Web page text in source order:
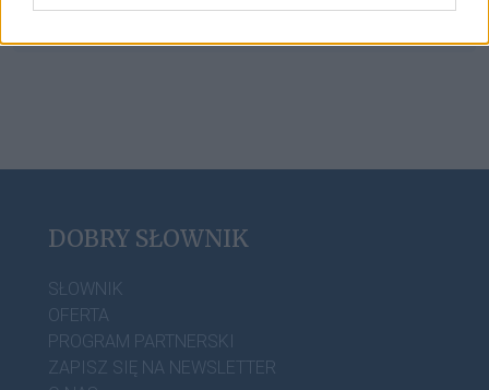
DOBRY SŁOWNIK
SŁOWNIK
OFERTA
PROGRAM PARTNERSKI
ZAPISZ SIĘ NA NEWSLETTER